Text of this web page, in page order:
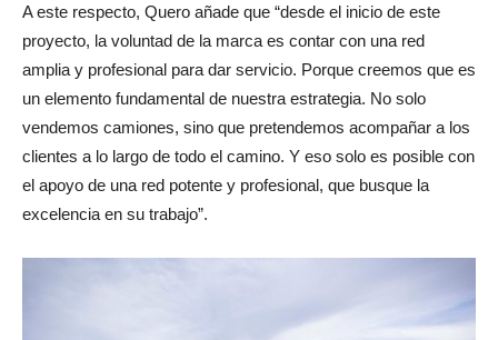
A este respecto, Quero añade que “desde el inicio de este
proyecto, la voluntad de la marca es contar con una red
amplia y profesional para dar servicio. Porque creemos que es
un elemento fundamental de nuestra estrategia. No solo
vendemos camiones, sino que pretendemos acompañar a los
clientes a lo largo de todo el camino. Y eso solo es posible con
el apoyo de una red potente y profesional, que busque la
excelencia en su trabajo”.